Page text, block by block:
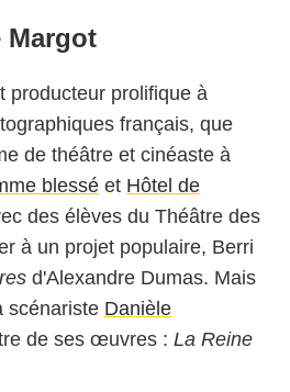
Margot
producteur prolifique à
français, que
de théâtre et cinéaste à
blessé et Hôtel de
des élèves du Théâtre des
à un projet populaire, Berri
d'Alexandre Dumas. Mais
scénariste Danièle
de ses œuvres : La Reine
– France 2 Cinéma – DA Films – RCS